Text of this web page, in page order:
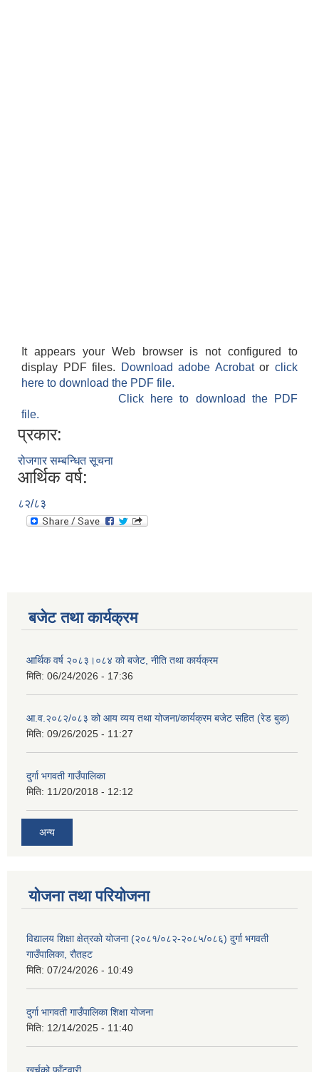
It appears your Web browser is not configured to
display PDF files.
Download adobe Acrobatorclick
here to download the PDF file.
Click here to download the PDF
file.
प्रकार:
रोजगार सम्बन्धित सूचना
आर्थिक वर्ष:
८२/८३
बजेट तथा कार्यक्रम
आर्थिक वर्ष २०८३।०८४ को बजेट, नीति तथा कार्यक्रम
मिति: 06/24/2026 - 17:36
आ.व.२०८२/०८३ को आय व्यय तथा योजना/कार्यक्रम बजेट सहित (रेड बुक)
मिति: 09/26/2025 - 11:27
दुर्गा भगवती गाउँपालिका
मिति: 11/20/2018 - 12:12
अन्य
योजना तथा परियोजना
विद्यालय शिक्षा क्षेत्रको योजना (२०८१/०८२-२०८५/०८६) दुर्गा भगवती
गाउँपालिका, रौतहट
मिति: 07/24/2026 - 10:49
दुर्गा भागवती गाउँपालिका शिक्षा योजना
मिति: 12/14/2025 - 11:40
खर्चको फाँटवारी